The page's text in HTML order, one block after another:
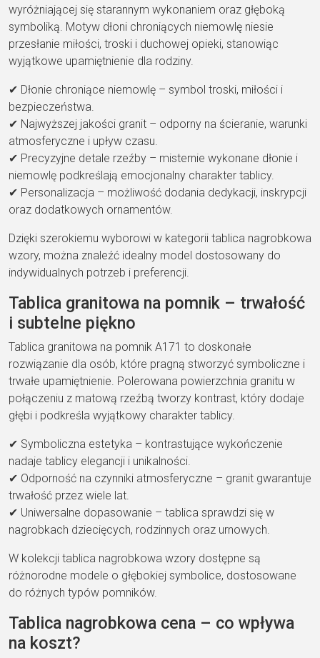
wyróżniającej się starannym wykonaniem oraz głęboką
symboliką. Motyw dłoni chroniących niemowlę niesie
przesłanie miłości, troski i duchowej opieki, stanowiąc
wyjątkowe upamiętnienie dla rodziny.
✔ Dłonie chroniące niemowlę – symbol troski, miłości i
bezpieczeństwa.
✔ Najwyższej jakości granit – odporny na ścieranie, warunki
atmosferyczne i upływ czasu.
✔ Precyzyjne detale rzeźby – misternie wykonane dłonie i
niemowlę podkreślają emocjonalny charakter tablicy.
✔ Personalizacja – możliwość dodania dedykacji, inskrypcji
oraz dodatkowych ornamentów.
Dzięki szerokiemu wyborowi w kategorii tablica nagrobkowa
wzory, można znaleźć idealny model dostosowany do
indywidualnych potrzeb i preferencji.
Tablica granitowa na pomnik – trwałość
i subtelne piękno
Tablica granitowa na pomnik A171 to doskonałe
rozwiązanie dla osób, które pragną stworzyć symboliczne i
trwałe upamiętnienie. Polerowana powierzchnia granitu w
połączeniu z matową rzeźbą tworzy kontrast, który dodaje
głębi i podkreśla wyjątkowy charakter tablicy.
✔ Symboliczna estetyka – kontrastujące wykończenie
nadaje tablicy elegancji i unikalności.
✔ Odporność na czynniki atmosferyczne – granit gwarantuje
trwałość przez wiele lat.
✔ Uniwersalne dopasowanie – tablica sprawdzi się w
nagrobkach dziecięcych, rodzinnych oraz urnowych.
W kolekcji tablica nagrobkowa wzory dostępne są
różnorodne modele o głębokiej symbolice, dostosowane
do różnych typów pomników.
Tablica nagrobkowa cena – co wpływa
na koszt?